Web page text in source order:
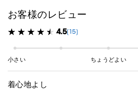
お客様のレビュー
4.5(15)
小さい ちょうどよい
着心地よし